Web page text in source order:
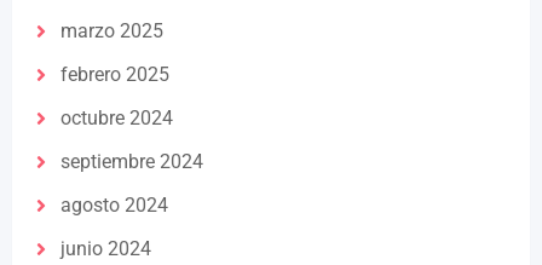
marzo 2025
febrero 2025
octubre 2024
septiembre 2024
agosto 2024
junio 2024